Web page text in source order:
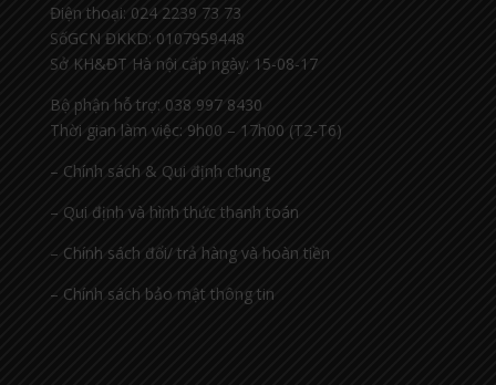
Điện thoại: 024 2239 73 73
SốGCN ĐKKD: 0107959448
Sở KH&ĐT Hà nội cấp ngày: 15-08-17
Bộ phận hỗ trợ: 038 997 8430
Thời gian làm việc: 9h00 – 17h00 (T2-T6)
– Chính sách & Qui định chung
– Qui định và hình thức thanh toán
– Chính sách đổi/ trả hàng và hoàn tiền
– Chính sách bảo mật thông tin